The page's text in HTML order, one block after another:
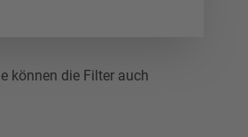
können die Filter auch